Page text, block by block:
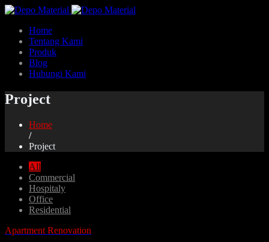
Home
Tentang Kami
Produk
Blog
Hubungi Kami
Project
Home
/
Project
All
Commercial
Hospitaly
Office
Residential
Apartment Renovation